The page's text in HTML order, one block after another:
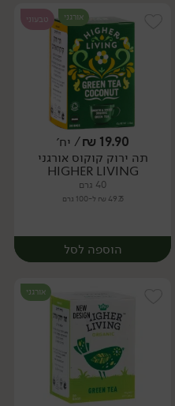
יח׳
אורגני טבעוני
19.90
₪/ יח׳
תה ירוק קוקוס אורגני
HIGHER LIVING
40 גרם
49.75 ₪ ל-100 גרם
הוספה לסל
אורגני